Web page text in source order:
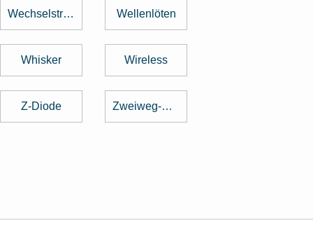
Wechselstrom Wellenlöten
Whisker Wireless
Z-Diode Zweiweg-Gleichrichter